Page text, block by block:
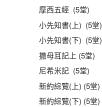
摩西五經 (5堂)
小先知書(上) (5堂)
小先知書(下) (5堂)
撒母耳記上 (5堂)
尼希米記 (5堂)
新約綜覽(上) (5堂)
新約綜覽(下) (5堂)